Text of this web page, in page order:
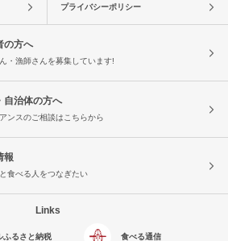
プライバシーポリシー
の方へ
・漁師さんを募集しています!
自治体の方へ
ンスのご相談はこちらから
報
食べる人をつなぎたい
Links
ふるさと納税 食べる通信